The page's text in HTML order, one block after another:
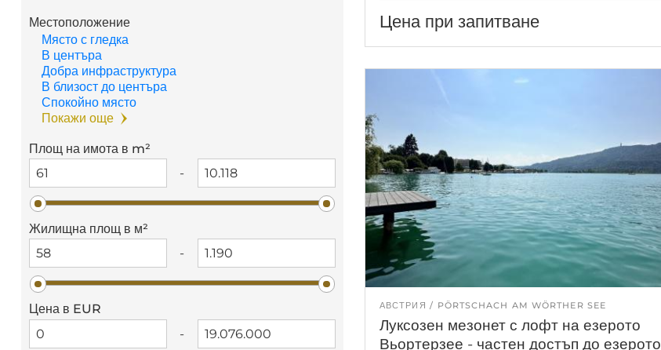
Местоположение
Място с гледка
В центъра
Добра инфраструктура
В близост до центъра
Спокойно място
Покажи още
Площ на имота в m²
-
Жилищна площ в м²
-
Цена в EUR
-
Цена при запитване
АВСТРИЯ PÖRTSCHACH AM WÖRTHER SEE
Луксозен мезонет с лофт на езерото
Вьортерзее - частен достъп до езерото